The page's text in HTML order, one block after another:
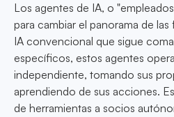
Los agentes de IA, o
para cambiar el panorama de
IA convencional que sigue
específicos, estos agentes
independiente, tomando sus
aprendiendo de sus acciones.
de herramientas a socios